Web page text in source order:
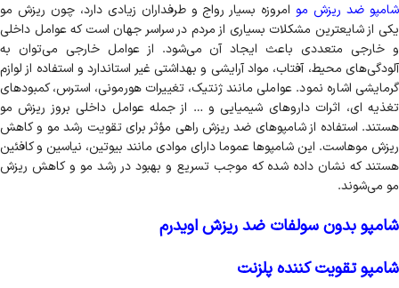
شامپو ضد ریزش مو امروزه بسیار رواج و طرفداران زیادی دارد، چون ریزش مو
یکی از شایعترین مشکلات بسیاری از مردم در سراسر جهان است که عوامل داخلی
و خارجی متعددی باعث ایجاد آن می‌شود. از عوامل خارجی می‌توان به
آلودگی‌های محیط، آفتاب، مواد آرایشی و بهداشتی غیر استاندارد و استفاده از لوازم
گرمایشی اشاره نمود. عواملی مانند ژنتیک، تغییرات هورمونی، استرس، کمبودهای
تغذیه ای، اثرات داروهای شیمیایی و … از جمله عوامل داخلی بروز ریزش مو
هستند. استفاده از شامپوهای ضد ریزش راهی مؤثر برای تقویت رشد مو و کاهش
ریزش موهاست. این شامپوها عموما دارای موادی مانند بیوتین، نیاسین و کافئین
هستند که نشان داده شده که موجب تسریع و بهبود در رشد مو و کاهش ریزش
مو می‌شوند.
شامپو بدون سولفات ضد ریزش اویدرم
شامپو تقویت کننده پلزنت